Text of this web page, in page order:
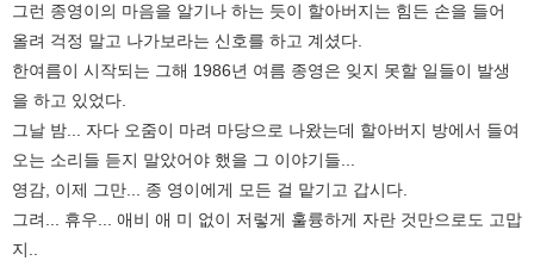
그런 종영이의 마음을 알기나 하는 듯이 할아버지는 힘든 손을 들어
올려 걱정 말고 나가보라는 신호를 하고 계셨다.
한여름이 시작되는 그해 1986년 여름 종영은 잊지 못할 일들이 발생
을 하고 있었다.
그날 밤... 자다 오줌이 마려 마당으로 나왔는데 할아버지 방에서 들여
오는 소리들 듣지 말았어야 했을 그 이야기들...
영감, 이제 그만... 종 영이에게 모든 걸 맡기고 갑시다.
그려... 휴우... 애비 애 미 없이 저렇게 훌륭하게 자란 것만으로도 고맙
지..